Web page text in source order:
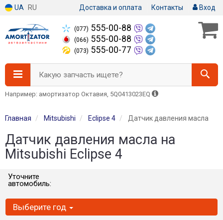
UA RU Доставка и оплата Контакты Вход
(077) 555-00-88
(066) 555-00-88
(073) 555-00-77
Какую запчасть ищете?
Например: амортизатор Октавия, 5Q0413023EQ
Главная Mitsubishi Eclipse 4 Датчик давления масла
Датчик давления масла на
Mitsubishi Eclipse 4
Уточните
автомобиль:
Выберите год